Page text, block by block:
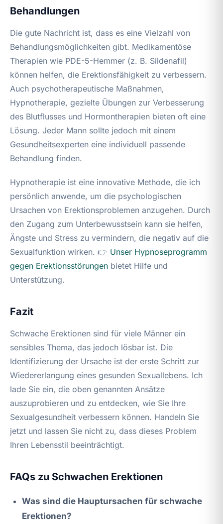
Behandlungen
Die gute Nachricht ist, dass es eine Vielzahl von
Behandlungsmöglichkeiten gibt. Medikamentöse
Therapien wie PDE-5-Hemmer (z. B. Sildenafil)
können helfen, die Erektionsfähigkeit zu verbessern.
Auch psychotherapeutische Maßnahmen,
Hypnotherapie, gezielte Übungen zur Verbesserung
des Blutflusses und Hormontherapien bieten oft eine
Lösung. Jeder Mann sollte jedoch mit einem
Gesundheitsexperten eine individuell passende
Behandlung finden.
Hypnotherapie ist eine innovative Methode, die ich
persönlich anwende, um die psychologischen
Ursachen von Erektionsproblemen anzugehen. Durch
den Zugang zum Unterbewusstsein kann sie helfen,
Ängste und Stress zu vermindern, die negativ auf die
Sexualfunktion wirken. 👉 Unser Hypnoseprogramm
gegen Erektionsstörungen bietet Hilfe und
Unterstützung.
Fazit
Schwache Erektionen sind für viele Männer ein
sensibles Thema, das jedoch lösbar ist. Die
Identifizierung der Ursache ist der erste Schritt zur
Wiedererlangung eines gesunden Sexuallebens. Ich
lade Sie ein, die oben genannten Ansätze
auszuprobieren und zu entdecken, wie Sie Ihre
Sexualgesundheit verbessern können. Handeln Sie
jetzt und lassen Sie nicht zu, dass dieses Problem
Ihren Lebensstil beeinträchtigt.
FAQs zu Schwachen Erektionen
Was sind die Hauptursachen für schwache
Erektionen?